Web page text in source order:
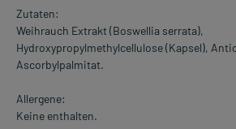
Zutaten:
Weihrauch Extrakt (Boswellia serrata),
Hydroxypropylmethylcellulose (Kapsel),
Ascorbylpalmitat.
Allergene:
Keine enthalten.